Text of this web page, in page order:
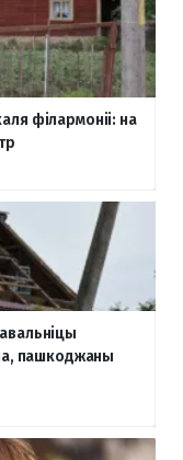
філармоніі: на
пашкоджаны